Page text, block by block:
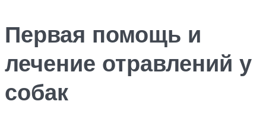
Первая помощь и
лечение отравлений у
собак